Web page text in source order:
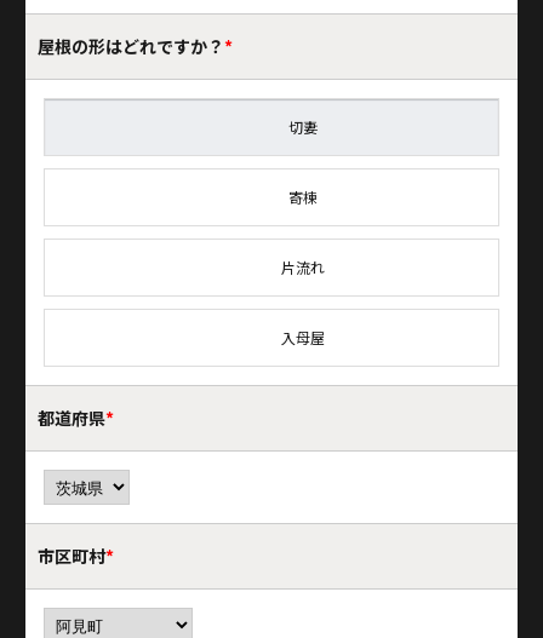
屋根の形はどれですか？*
切妻
寄棟
片流れ
入母屋
都道府県*
市区町村*